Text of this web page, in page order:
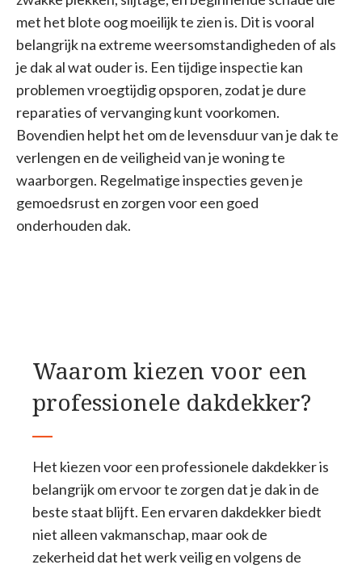
met het blote oog moeilijk te zien is. Dit is vooral
belangrijk na extreme weersomstandigheden of als
je dak al wat ouder is. Een tijdige inspectie kan
problemen vroegtijdig opsporen, zodat je dure
reparaties of vervanging kunt voorkomen.
Bovendien helpt het om de levensduur van je dak te
verlengen en de veiligheid van je woning te
waarborgen. Regelmatige inspecties geven je
gemoedsrust en zorgen voor een goed
onderhouden dak.
Waarom kiezen voor een
professionele dakdekker?
Het kiezen voor een professionele dakdekker is
belangrijk om ervoor te zorgen dat je dak in de
beste staat blijft. Een ervaren dakdekker biedt
niet alleen vakmanschap, maar ook de
zekerheid dat het werk veilig en volgens de